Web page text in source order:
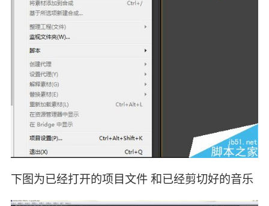
下图为已经打开的项目文件 和已经剪切好的音乐